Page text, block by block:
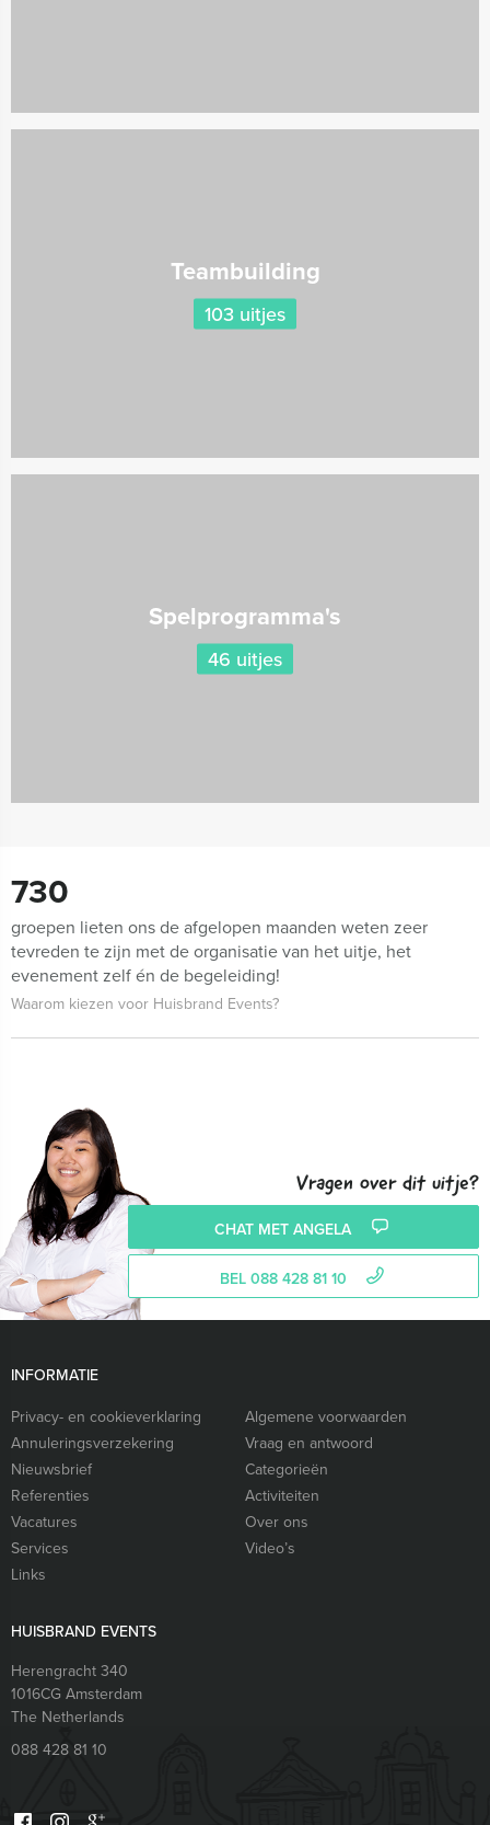
Teambuilding
103 uitjes
Spelprogramma's
46 uitjes
730
groepen lieten ons de afgelopen maanden weten zeer
tevreden te zijn met de organisatie van het uitje, het
evenement zelf én de begeleiding!
Waarom kiezen voor Huisbrand Events?
Vragen over dit uitje?
CHAT MET ANGELA
BEL 088 428 81 10
INFORMATIE
Privacy- en cookieverklaring
Algemene voorwaarden
Annuleringsverzekering
Vraag en antwoord
Nieuwsbrief
Categorieën
Referenties
Activiteiten
Vacatures
Over ons
Services
Video’s
Links
HUISBRAND EVENTS
Herengracht 340
1016CG Amsterdam
The Netherlands
088 428 81 10